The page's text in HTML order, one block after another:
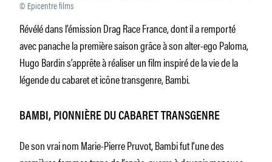
© Epicentre films
Révélé dans l’émission Drag Race France, dont il a remporté
avec panache la première saison grâce à son alter-ego Paloma,
Hugo Bardin s’apprête à réaliser un film inspiré de la vie de la
légende du cabaret et icône transgenre, Bambi.
BAMBI, PIONNIÈRE DU CABARET TRANSGENRE
De son vrai nom Marie-Pierre Pruvot, Bambi fut l’une des